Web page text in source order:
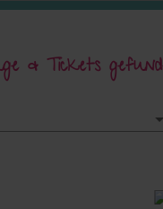
& Tickets